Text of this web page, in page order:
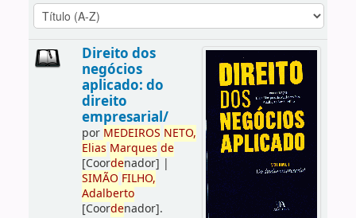
Direito dos
negócios
aplicado: do
direito
empresarial/
por MEDEIROS NETO,
Elias Marques de
[Coordenador] |
SIMÃO FILHO,
Adalberto
[Coordenador].